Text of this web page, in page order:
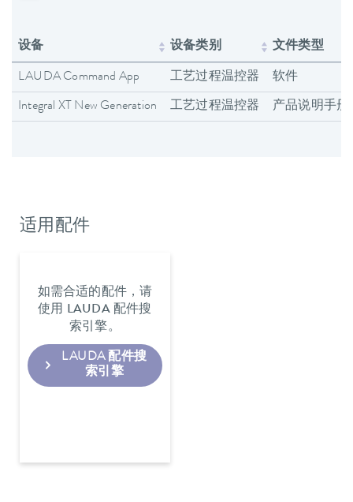
设备 设备类别 文件类型
LAUDA Command App 工艺过程温控器 软件
Integral XT New Generation 工艺过程温控器 产品说明手册
适用配件
如需合适的配件，请
使用 LAUDA 配件搜
索引擎。
LAUDA 配件搜
索引擎